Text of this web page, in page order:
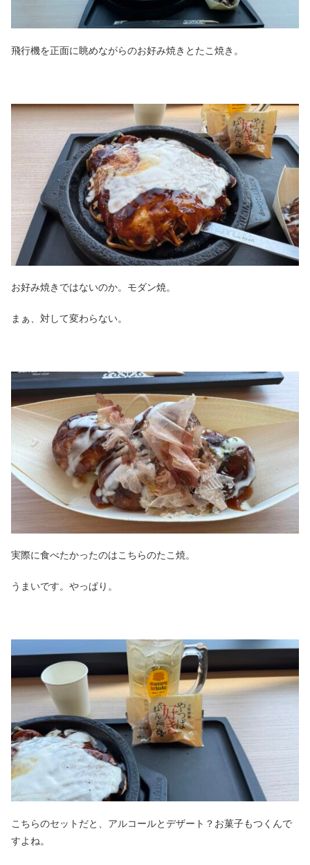
飛行機を正面に眺めながらのお好み焼きとたこ焼き。
お好み焼きではないのか。モダン焼。
まぁ、対して変わらない。
実際に食べたかったのはこちらのたこ焼。
うまいです。やっぱり。
こちらのセットだと、アルコールとデザート？お菓子もつくんで
すよね。